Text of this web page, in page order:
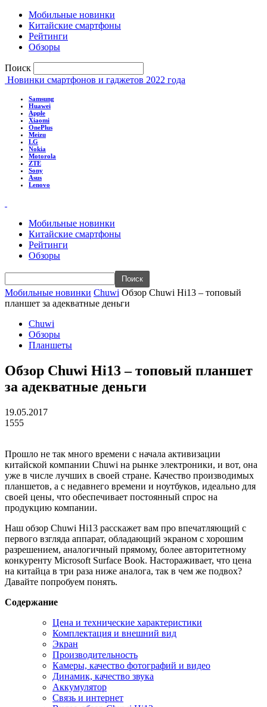
Мобильные новинки
Китайские смартфоны
Рейтинги
Обзоры
Поиск
Новинки смартфонов и гаджетов 2022 года
Samsung
Huawei
Apple
Xiaomi
OnePlus
Meizu
LG
Nokia
Motorola
ZTE
Sony
Asus
Lenovo
Мобильные новинки
Китайские смартфоны
Рейтинги
Обзоры
Мобильные новинки Chuwi Обзор Chuwi Hi13 – топовый
планшет за адекватные деньги
Chuwi
Обзоры
Планшеты
Обзор Chuwi Hi13 – топовый планшет
за адекватные деньги
19.05.2017
1555
Прошло не так много времени с начала активизации
китайской компании Chuwi на рынке электроники, и вот, она
уже в числе лучших в своей стране. Качество производимых
планшетов, а с недавнего времени и ноутбуков, идеально для
своей цены, что обеспечивает постоянный спрос на
продукцию компании.
Наш обзор Chuwi Hi13 расскажет вам про впечатляющий с
первого взгляда аппарат, обладающий экраном с хорошим
разрешением, аналогичный прямому, более авторитетному
конкуренту Microsoft Surface Book. Настораживает, что цена
на китайца в три раза ниже аналога, так в чем же подвох?
Давайте попробуем понять.
Содержание
Цена и технические характеристики
Комплектация и внешний вид
Экран
Производительность
Камеры, качество фотографий и видео
Динамик, качество звука
Аккумулятор
Связь и интернет